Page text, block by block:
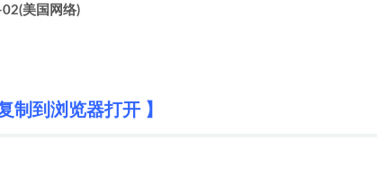
美国网络)
制到浏览器打开 】